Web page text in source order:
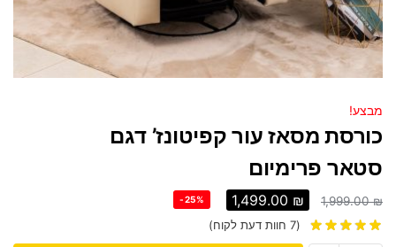
מבצע!
כורסת מסאז עור קפיטונז’ דגם
סטאר פרימיום
1,999.00₪
1,499.00 ₪
-25%
(
7 חוות דעת לקוח)